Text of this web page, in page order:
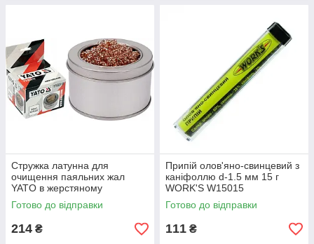
Стружка латунна для
очищення паяльних жал
YATO в жерстяному
контейнері Ø= 65 мм, h= 45
мм
Готово до відправки
214 ₴
Припій олов'яно-свинцевий з
каніфоллю d-1.5 мм 15 г
WORK'S W15015
Готово до відправки
111 ₴